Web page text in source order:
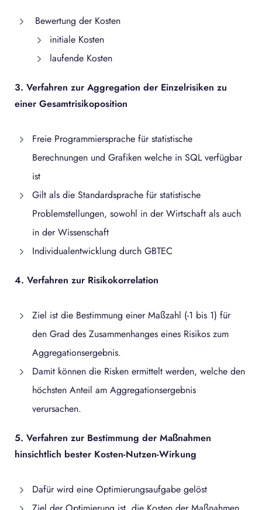
Bewertung der Kosten
initiale Kosten
laufende Kosten
3. Verfahren zur Aggregation der Einzelrisiken zu
einer Gesamtrisikoposition
Freie Programmiersprache für statistische
Berechnungen und Grafiken welche in SQL verfügbar
ist
Gilt als die Standardsprache für statistische
Problemstellungen, sowohl in der Wirtschaft als auch
in der Wissenschaft
Individualentwicklung durch GBTEC
4. Verfahren zur Risikokorrelation
Ziel ist die Bestimmung einer Maßzahl (-1 bis 1) für
den Grad des Zusammenhanges eines Risikos zum
Aggregationsergebnis.
Damit können die Risken ermittelt werden, welche den
höchsten Anteil am Aggregationsergebnis
verursachen.
5. Verfahren zur Bestimmung der Maßnahmen
hinsichtlich bester Kosten-Nutzen-Wirkung
Dafür wird eine Optimierungsaufgabe gelöst